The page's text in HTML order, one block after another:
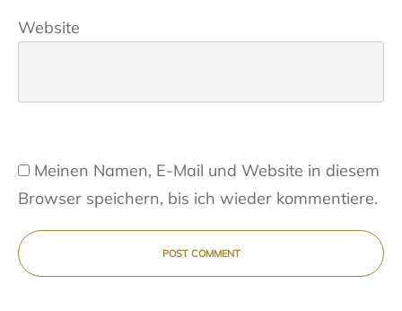
Website
Meinen Namen, E-Mail und Website in diesem
Browser speichern, bis ich wieder kommentiere.
POST COMMENT